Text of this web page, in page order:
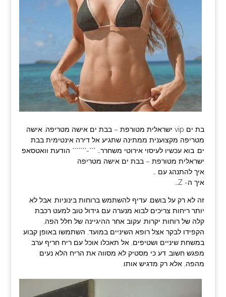
בת ים vip ישראלית מטורפת – בבת ים אישה מטריפה. אישה
מטריפה מקצוענית ממתינה שתגיע אל דירה אינטימית בבת
ים. בוא עכשיו לעיסוי אירוטי משחרר… ***-******* הודעת וואטסאפ
ישראלית מטורפת – בבת ים אישה מטריפה
איך להתנהג עם …
איך ה- Z…
זה לא רק על בושם. עדיף להשתמש ברוחות בינוניות. אבל לא
יותר ריחות צריכים לבוא מנערה עם גידול טוב למעט רכבת
קלה של רוחות יקרות. עקוב אחר ההיגיינה של חלל הפה,
הקפידו לבקר אצל רופא השיניים במועד, השתמשו באופן קבוע
במשחת שיניים ושטיפים, אל תאכלו אוכל עם ריח חריף ערב
מפגש חשוב. דע כי מסטיק לא מסווה את הריח הלא נעים
מהפה, אלא רק מדגיש אותו.